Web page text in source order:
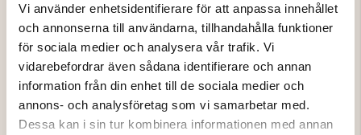
Vi använder enhetsidentifierare för att anpassa innehållet
och annonserna till användarna, tillhandahålla funktioner
för sociala medier och analysera vår trafik. Vi
vidarebefordrar även sådana identifierare och annan
information från din enhet till de sociala medier och
annons- och analysföretag som vi samarbetar med.
Dessa kan i sin tur kombinera informationen med annan
Varumärke